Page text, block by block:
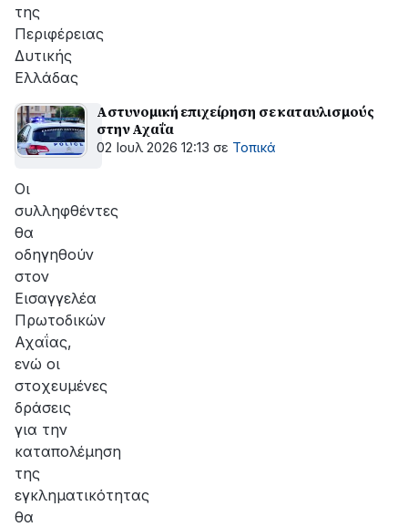
της
Περιφέρειας
Δυτικής
Ελλάδας
Aστυνομική επιχείρηση σε καταυλισμούς
στην Αχαΐα
02 Ιουλ 2026 12:13 σε Τοπικά
Οι
συλληφθέντες
θα
οδηγηθούν
στον
Εισαγγελέα
Πρωτοδικών
Αχαΐας,
ενώ οι
στοχευμένες
δράσεις
για την
καταπολέμηση
της
εγκληματικότητας
θα